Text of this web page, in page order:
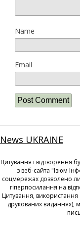
Name
Email
News UKRAINE
Цитування і відтворення
з веб-сайта "Ізюм
соцмережах дозволено
гіперпосилання на
Цитування, використання
друкованих виданнях),